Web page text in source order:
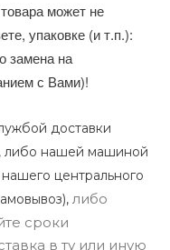
может не
упаковке (и т.п.):
замена на
с Вами)!
доставки
либо нашей машиной
центрального
либо
сроки
в ту или иную